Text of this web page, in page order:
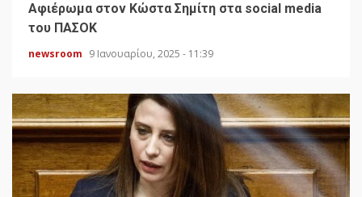
Αφιέρωμα στον Κώστα Σημίτη στα social media
του ΠΑΣΟΚ
newsroom 9 Ιανουαρίου, 2025 - 11:39